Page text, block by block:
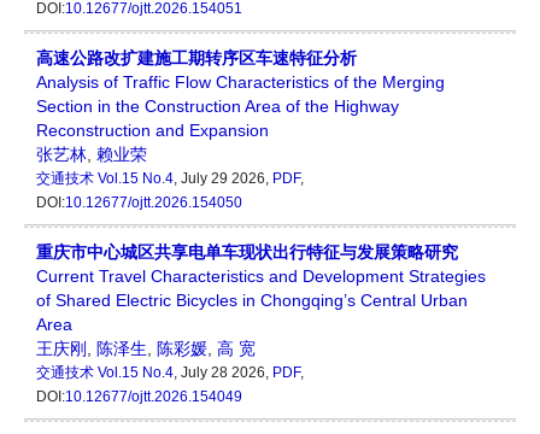
DOI:10.12677/ojtt.2026.154051
高速公路改扩建施工期转序区车速特征分析
Analysis of Traffic Flow Characteristics of the Merging
Section in the Construction Area of the Highway
Reconstruction and Expansion
张艺林, 赖业荣
交通技术 Vol.15 No.4, July 29 2026, PDF,
DOI:10.12677/ojtt.2026.154050
重庆市中心城区共享电单车现状出行特征与发展策略研究
Current Travel Characteristics and Development Strategies
of Shared Electric Bicycles in Chongqing’s Central Urban
Area
王庆刚 , 陈泽生, 陈彩媛, 高 宽
交通技术 Vol.15 No.4, July 28 2026, PDF,
DOI:10.12677/ojtt.2026.154049